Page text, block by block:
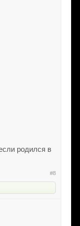
родился в
#8